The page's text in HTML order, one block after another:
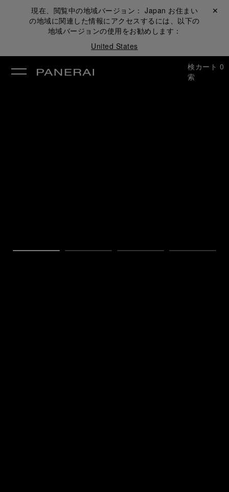
現在、閲覧中の地域バージョン： Japan お住まい
の地域に関連した情報にアクセスするには、以下の
地域バージョンの使用をお勧めします：
United States
閉じる ✕
検
索
カート 0